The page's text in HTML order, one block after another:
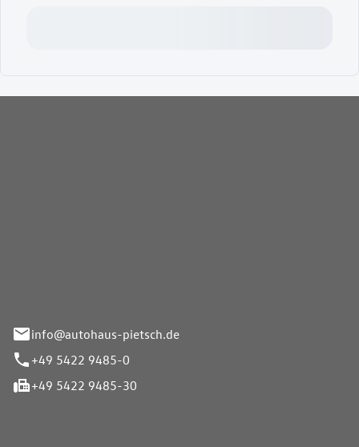
info@autohaus-pietsch.de
+49 5422 9485-0
+49 5422 9485-30